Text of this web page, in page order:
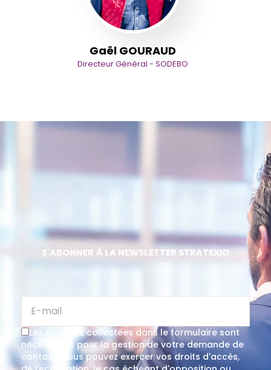
Gaël GOURAUD
Directeur Général - SODEBO
S'ABONNER À LA NEWSLETTER STRATEXIO
Les données collectées dans le formulaire sont
nécessaires pour la gestion de votre demande de
contact. Vous pouvez exercer vos droits d'accès,